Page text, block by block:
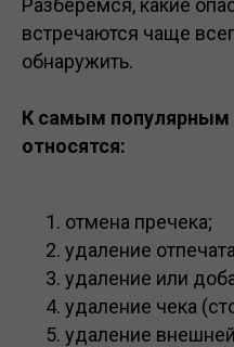
Разберемся, какие
встречаются чаще
обнаружить.
К самым популярным
относятся:
отмена пречека;
удаление
удаление или
удаление чека
удаление